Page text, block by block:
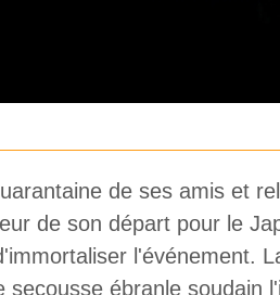
de ses amis et
de son départ pour le
l'événement.
secousse ébranle soudain